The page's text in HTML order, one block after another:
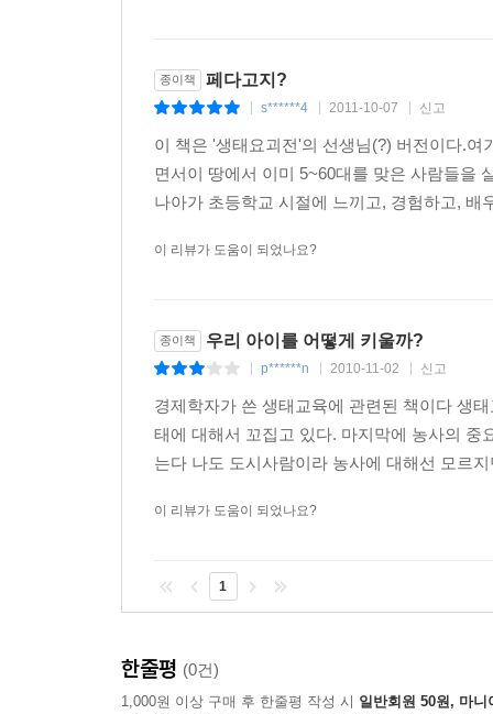
생태교육이 탈토건 시대를 여는 데 없어서는 안 될
읽었거나, 적어도 이런 단어가 있다는 것을 알
교육이라는 의미에서의 해방과는 거리가 멀다.
통해 해결될 것이라는 희망이 있다. (…)
종이책 페다고지?
s******4 2011-10-07 신고
이 책은 '생태요괴전'의 선생님(?) 버전이다.
면서이 땅에서 이미 5~60대를 맞은 사람들을
나아가 초등학교 시절에 느끼고, 경험하고,
이 리뷰가 도움이 되었나요?
종이책 우리 아이를 어떻게 키울까?
p******n 2010-11-02 신고
경제학자가 쓴 생태교육에 관련된 책이다 생
태에 대해서 꼬집고 있다. 마지막에 농사의 중
는다 나도 도시사람이라 농사에 대해선 모르
이 리뷰가 도움이 되었나요?
1
한줄평 (0건)
1,000원 이상 구매 후 한줄평 작성 시 일반회원 50원, 마니